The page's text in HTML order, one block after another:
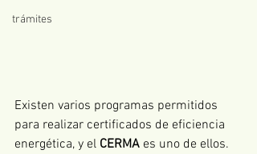
trámites
Existen varios programas permitidos
para realizar certificados de eficiencia
energética, y el CERMA es uno de ellos.